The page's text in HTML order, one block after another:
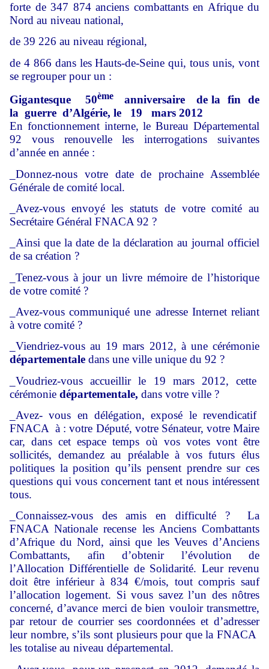
forte de 347 874 anciens combattants en Afrique du
Nord au niveau national,
de 39 226 au niveau régional,
de 4 866 dans les Hauts-de-Seine qui, tous unis, vont
se regrouper pour un :
Gigantesque 50ème
anniversaire de la fin de
la guerre d’Algérie, le 19 mars 2012
En fonctionnement interne, le Bureau Départemental
92 vous renouvelle les interrogations suivantes
d’année en année :
_Donnez-nous votre date de prochaine Assemblée
Générale de comité local.
_Avez-vous envoyé les statuts de votre comité au
Secrétaire Général FNACA 92 ?
_Ainsi que la date de la déclaration au journal officiel
de sa création ?
_Tenez-vous à jour un livre mémoire de l’historique
de votre comité ?
_Avez-vous communiqué une adresse Internet reliant
à votre comité ?
_Viendriez-vous au 19 mars 2012, à une cérémonie
départementale dans une ville unique du 92 ?
_Voudriez-vous accueillir le 19 mars 2012, cette
cérémonie départementale, dans votre ville ?
_Avez- vous en délégation, exposé le revendicatif
FNACA à : votre Député, votre Sénateur, votre Maire
car, dans cet espace temps où vos votes vont être
sollicités, demandez au préalable à vos futurs élus
politiques la position qu’ils pensent prendre sur ces
questions qui vous concernent tant et nous intéressent
tous.
_Connaissez-vous des amis en difficulté ? La
FNACA Nationale recense les Anciens Combattants
d’Afrique du Nord, ainsi que les Veuves d’Anciens
Combattants, afin d’obtenir l’évolution de
l’Allocation Différentielle de Solidarité. Leur revenu
doit être inférieur à 834 €/mois, tout compris sauf
l’allocation logement. Si vous savez l’un des nôtres
concerné, d’avance merci de bien vouloir transmettre,
par retour de courrier ses coordonnées et d’adresser
leur nombre, s’ils sont plusieurs pour que la FNACA
les totalise au niveau départemental.